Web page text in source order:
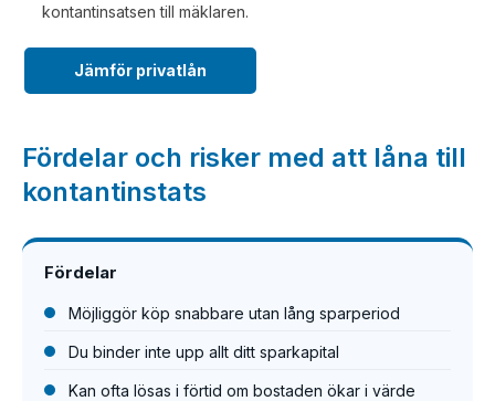
kontantinsatsen till mäklaren.
Jämför privatlån
Fördelar och risker med att låna till
kontantinstats
Fördelar
Möjliggör köp snabbare utan lång sparperiod
Du binder inte upp allt ditt sparkapital
Kan ofta lösas i förtid om bostaden ökar i värde